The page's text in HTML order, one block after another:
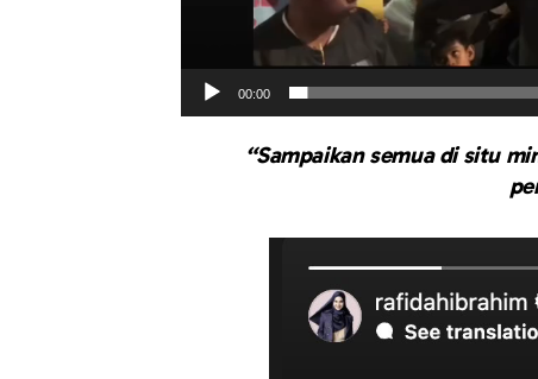
00:00
“Sampaikan semua di situ